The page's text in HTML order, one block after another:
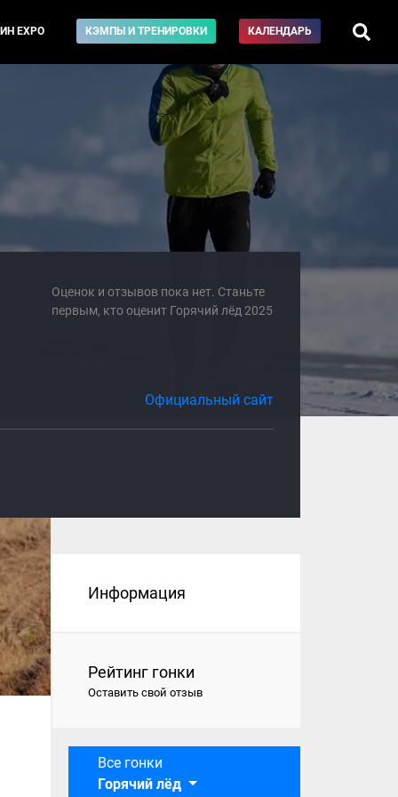
EXPO КЭМПЫ И ТРЕНИРОВКИ КАЛЕНДАРЬ
Оценок и отзывов пока нет. Станьте
первым, кто оценит Горячий лёд 2025
Официальный сайт
Информация
Рейтинг гонки
Оставить свой отзыв
Все гонки
Горячий лёд